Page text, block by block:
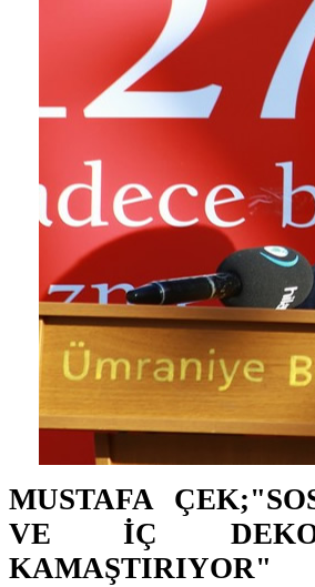
MUSTAFA
VE İÇ
KAMAŞTIRIYOR"